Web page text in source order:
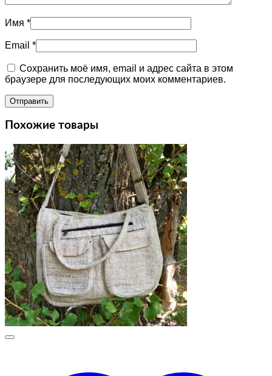
Имя *
Email *
Сохранить моё имя, email и адрес сайта в этом
браузере для последующих моих комментариев.
Похожие товары